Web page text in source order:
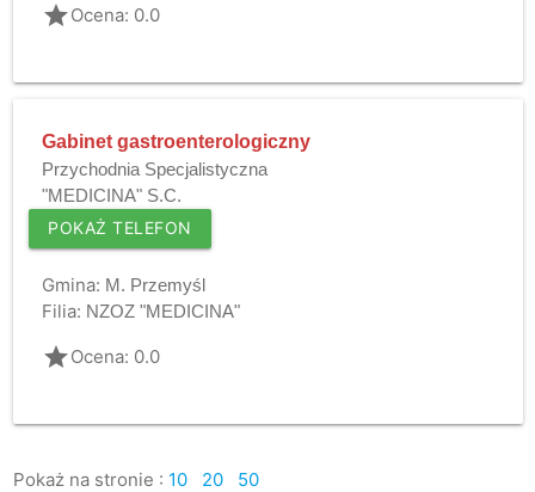
gradeOcena: 0.0
Gabinet gastroenterologiczny
Przychodnia Specjalistyczna
"MEDICINA" S.C.
POKAŻ TELEFON
Gmina: M. Przemyśl
Filia: NZOZ "MEDICINA"
gradeOcena: 0.0
Pokaż na stronie : 10 20
50